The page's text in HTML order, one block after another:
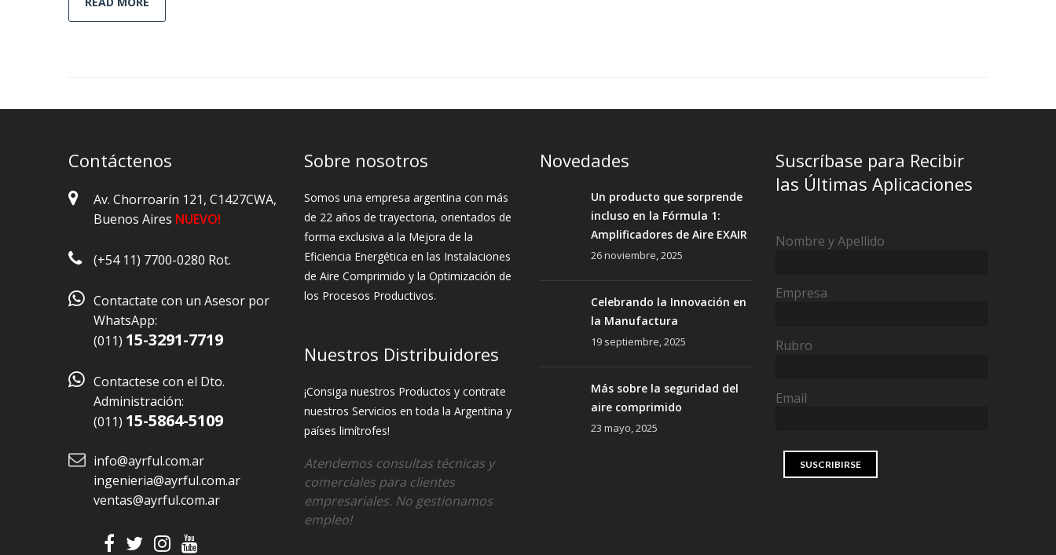
Contáctenos
Av. Chorroarín 121, C1427CWA,
Buenos Aires NUEVO!
(+54 11) 7700-0280 Rot.
 Contactate con un Asesor por
WhatsApp:
(011) 15-3291-7719
 Contactese con el Dto.
Administración:
(011) 15-5864-5109
info@ayrful.com.ar
ingenieria@ayrful.com.ar
ventas@ayrful.com.ar
Sobre nosotros
Somos una empresa argentina con más
de 22 años de trayectoria, orientados de
forma exclusiva a la Mejora de la
Eficiencia Energética en las Instalaciones
de Aire Comprimido y la Optimización de
los Procesos Productivos.
Nuestros Distribuidores
¡Consiga nuestros Productos y contrate
nuestros Servicios en toda la Argentina y
países limítrofes!
Atendemos consultas técnicas y
comerciales para clientes
empresariales. No gestionamos
empleo!
Novedades
Un producto que sorprende
incluso en la Fórmula 1:
Amplificadores de Aire EXAIR
26 noviembre, 2025
Celebrando la Innovación en
la Manufactura
19 septiembre, 2025
Más sobre la seguridad del
aire comprimido
23 mayo, 2025
Suscríbase para Recibir
las Últimas Aplicaciones
Nombre y Apellido
Empresa
Rubro
Email